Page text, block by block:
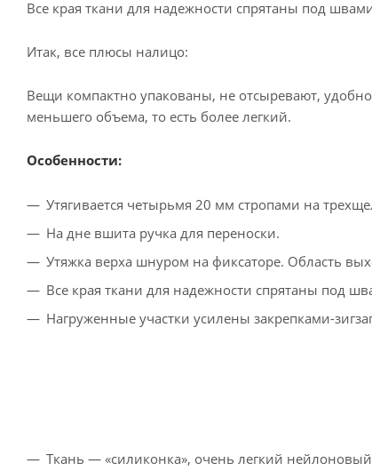
Все края ткани для надежности спрятаны под
Итак, все плюсы налицо:
Вещи компактно упакованы, не отсыревают,
меньшего объема, то есть более легкий.
Особенности:
Утягивается четырьмя 20 мм стропами на
На дне вшита ручка для переноски.
Утяжка верха шнуром на фиксаторе. Область
Все края ткани для надежности спрятаны под
Нагруженные участки усилены закрепками-
Ткань — «силиконка», очень легкий